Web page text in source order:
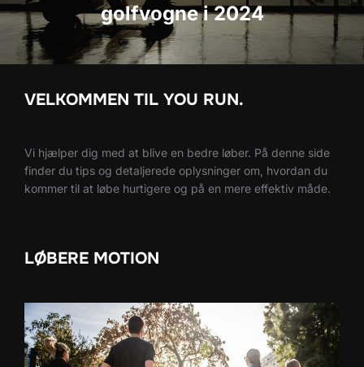
golfvogne i 2024
VELKOMMEN TIL YOU RUN.
Vi hjælper dig med at blive en bedre løber. På denne side
finder du tips og detaljerede oplysninger om, hvordan du
kommer til at løbe hurtigere og på en mere effektiv måde.
LØBERE MOTION